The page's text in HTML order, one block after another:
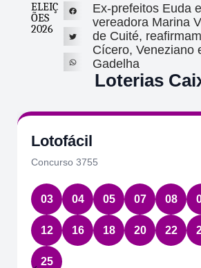
ELEIÇ
ÕES
2026
Ex-prefeitos Euda
vereadora Marina
de Cuité,
Cícero, Veneziano
Gadelha
Loterias
Lotofácil
Concurso 3755
03 04 05 07 08
12 16 18 20 22
25